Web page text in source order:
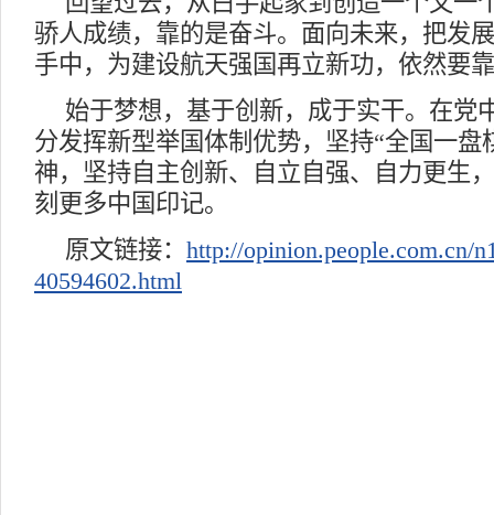
骄人成绩，靠的是奋斗。面向未来，把发
手中，为建设航天强国再立新功，依然要
始于梦想，基于创新，成于实干。在党
分发挥新型举国体制优势，坚持“全国一盘
神，坚持自主创新、自立自强、自力更生
刻更多中国印记。
原文链接： http://opinion.people.com.cn/
40594602.html